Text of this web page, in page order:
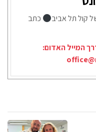
קול תל אביב
כתב
המייל האדום: